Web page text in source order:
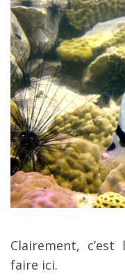
Clairement,
faire ici.